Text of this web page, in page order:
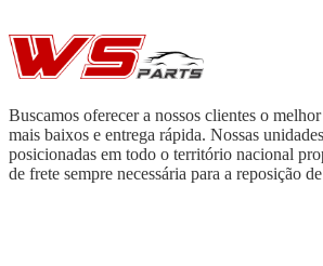
Buscamos oferecer a nossos clientes o
mais baixos e entrega rápida. Nossas
posicionadas em todo o território nacional
de frete sempre necessária para a reposição